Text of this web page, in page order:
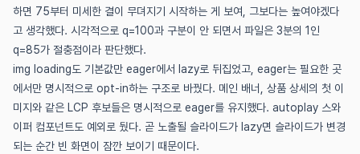
하면 75부터 미세한 결이 무뎌지기 시작하는 게 보여, 그보다는 높여야겠다
고 생각했다. 시각적으로 q=100과 구분이 안 되면서 파일은 3분의 1인
q=85가 절충점이라 판단했다.
img loading도 기본값만 eager에서 lazy로 뒤집었고, eager는 필요한 곳
에서만 명시적으로 opt-in하는 구조로 바꿨다. 메인 배너, 상품 상세의 첫 이
미지와 같은 LCP 후보들은 명시적으로 eager를 유지했다. autoplay 스와
이퍼 컴포넌트도 예외로 뒀다. 곧 노출될 슬라이드가 lazy면 슬라이드가 변경
되는 순간 빈 화면이 잠깐 보이기 때문이다.